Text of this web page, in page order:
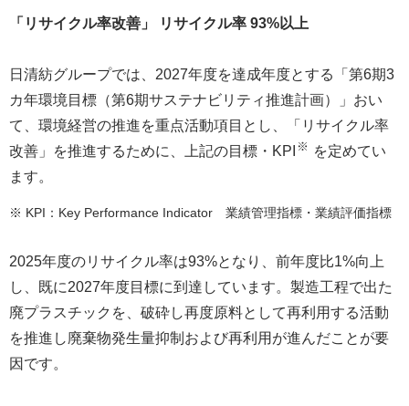
「リサイクル率改善」 リサイクル率 93%以上
日清紡グループでは、2027年度を達成年度とする「第6期3
カ年環境目標（第6期サステナビリティ推進計画）」おい
て、環境経営の推進を重点活動項目とし、「リサイクル率
改善」を推進するために、上記の目標・KPI ※ を定めてい
ます。
※ KPI：Key Performance Indicator 業績管理指標・業績評価指標
2025年度のリサイクル率は93%となり、前年度比1%向上
し、既に2027年度目標に到達しています。製造工程で出た
廃プラスチックを、破砕し再度原料として再利用する活動
を推進し廃棄物発生量抑制および再利用が進んだことが要
因です。